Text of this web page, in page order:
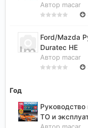
Автор macar
Ford/Mazda
Duratec HE
Автор macar
Год
Руководство
ТО и